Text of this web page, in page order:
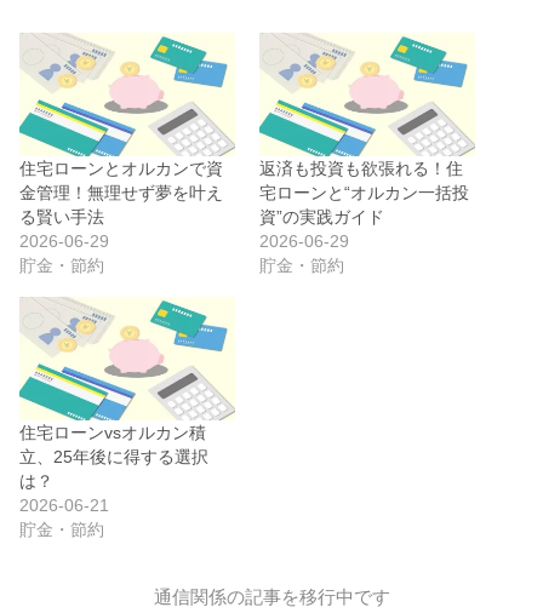
住宅ローンとオルカンで資
金管理！無理せず夢を叶え
る賢い手法
2026-06-29
貯金・節約
返済も投資も欲張れる！住
宅ローンと“オルカン一括投
資”の実践ガイド
2026-06-29
貯金・節約
住宅ローンvsオルカン積
立、25年後に得する選択
は？
2026-06-21
貯金・節約
通信関係の記事を移行中です